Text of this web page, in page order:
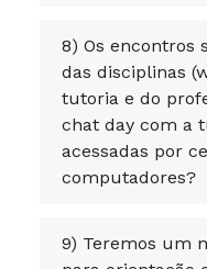
8) Os encontros
das disciplinas
tutoria e do
chat day com a
acessadas por
computadores?
9) Teremos um